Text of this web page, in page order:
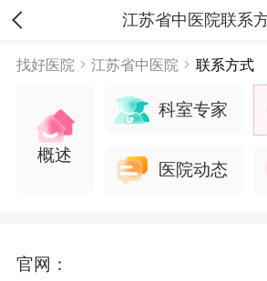
江苏省中医院联系
找好医院 江苏省中医院 联系方式
概述
科室专家
医院动态
官网：